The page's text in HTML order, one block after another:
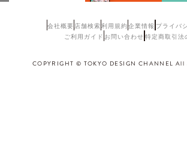
会社概要 店舗検索利用規約企業情報 プライバ
ご利用ガイド お問い合わせ 特定商取引法
COPYRIGHT © TOKYO DESIGN CHANNEL All